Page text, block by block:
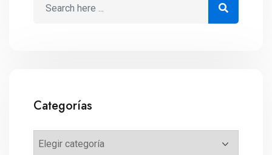
Categorías